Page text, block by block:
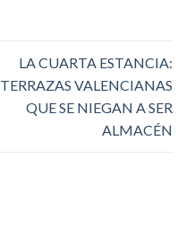
LA CUARTA ESTANCIA:
TERRAZAS VALENCIANAS
QUE SE NIEGAN A SER
ALMACÉN